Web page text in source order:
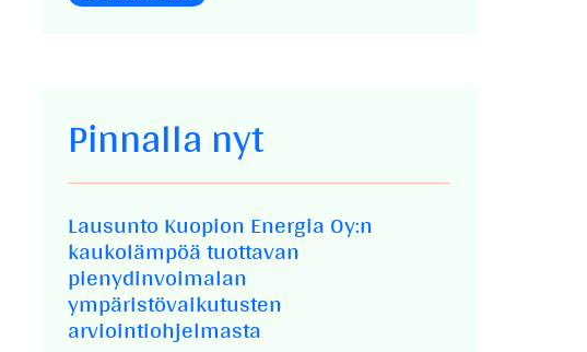
Pinnalla nyt
Lausunto Kuopion Energia Oy:n
kaukolämpöä tuottavan
pienydinvoimalan
ympäristövaikutusten
arviointiohjelmasta